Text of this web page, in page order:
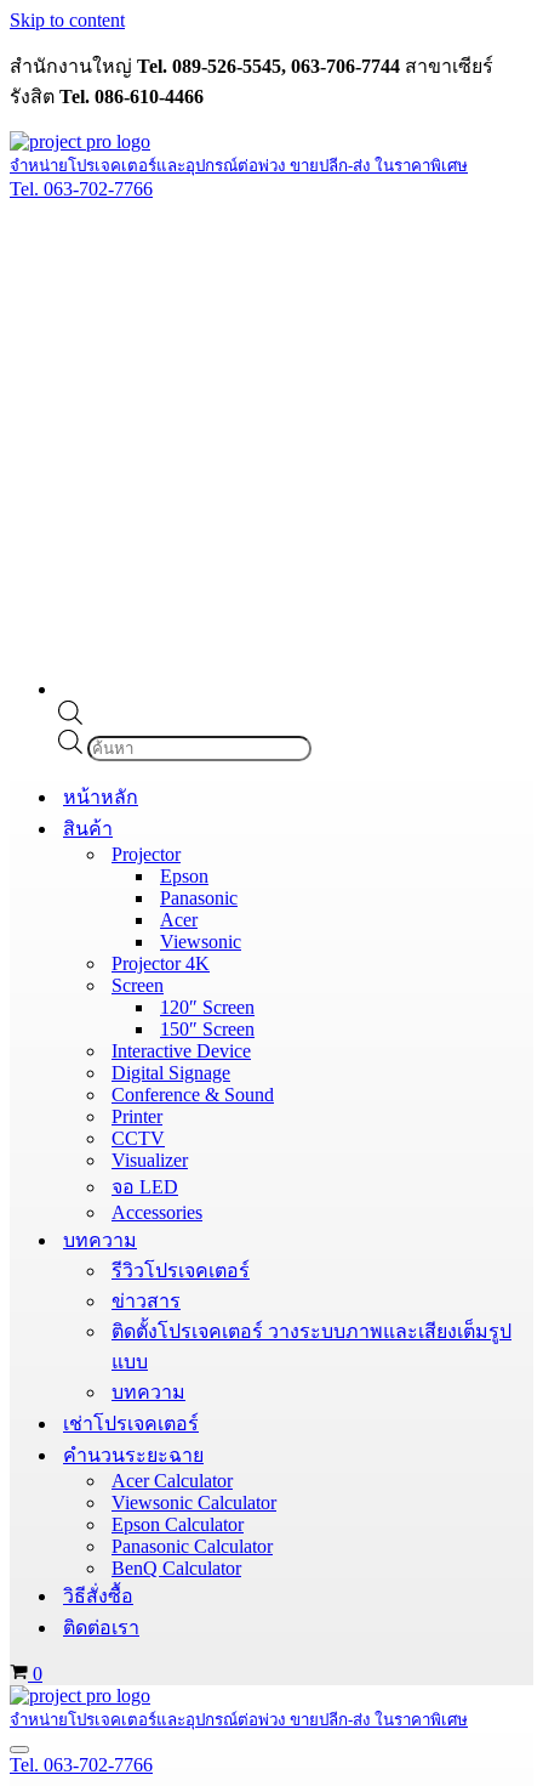
Skip to content
สำนักงานใหญ่ Tel. 089-526-5545, 063-706-7744 สาขาเซียร์
รังสิต Tel. 086-610-4466
จำหน่ายโปรเจคเตอร์และอุปกรณ์ต่อพ่วง ขายปลีก-ส่ง ในราคาพิเศษ
Tel. 063-702-7766
Products
search
หน้าหลัก
สินค้า
Projector
Epson
Panasonic
Acer
Viewsonic
Projector 4K
Screen
120″ Screen
150″ Screen
Interactive Device
Digital Signage
Conference & Sound
Printer
CCTV
Visualizer
จอ LED
Accessories
บทความ
รีวิวโปรเจคเตอร์
ข่าวสาร
ติดตั้งโปรเจคเตอร์ วางระบบภาพและเสียงเต็มรูป
แบบ
บทความ
เช่าโปรเจคเตอร์
คำนวนระยะฉาย
Acer Calculator
Viewsonic Calculator
Epson Calculator
Panasonic Calculator
BenQ Calculator
วิธีสั่งซื้อ
ติดต่อเรา
Cart
0
จำหน่ายโปรเจคเตอร์และอุปกรณ์ต่อพ่วง ขายปลีก-ส่ง ในราคาพิเศษ
Navigation
Menu
Tel. 063-702-7766